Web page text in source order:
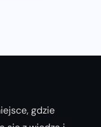
gdzie